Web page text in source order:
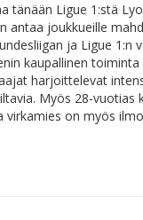
tänään Ligue 1:stä
antaa joukkueille
ja Ligue 1:n
kaupallinen
harjoittelevat
Myös 28-vuotias
virkamies on myös